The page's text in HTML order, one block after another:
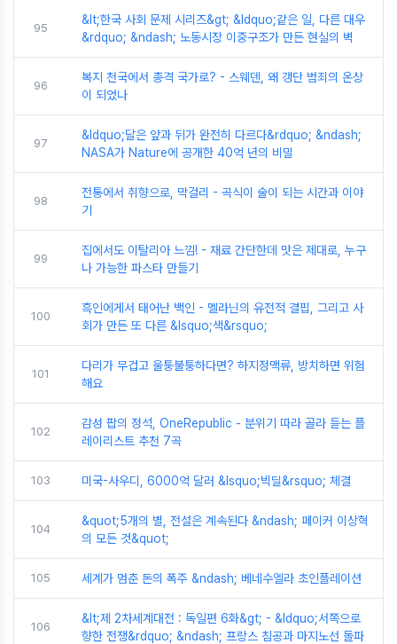
95
&lt;한국 사회 문제 시리즈&gt; &ldquo;같은 일, 다른 대우
&rdquo; &ndash; 노동시장 이중구조가 만든 현실의 벽
96
복지 천국에서 총격 국가로? - 스웨덴, 왜 갱단 범죄의 온상
이 되었나
97
&ldquo;달은 앞과 뒤가 완전히 다르다&rdquo; &ndash;
NASA가 Nature에 공개한 40억 년의 비밀
98
전통에서 취향으로, 막걸리 - 곡식이 술이 되는 시간과 이야
기
99
집에서도 이탈리아 느낌! - 재료 간단한데 맛은 제대로, 누구
나 가능한 파스타 만들기
100
흑인에게서 태어난 백인 - 멜라닌의 유전적 결핍, 그리고 사
회가 만든 또 다른 &lsquo;색&rsquo;
101
다리가 무겁고 울퉁불퉁하다면? 하지정맥류, 방치하면 위험
해요
102
감성 팝의 정석, OneRepublic - 분위기 따라 골라 듣는 플
레이리스트 추천 7곡
103 미국-사우디, 6000억 달러 &lsquo;빅딜&rsquo; 체결
104
&quot;5개의 별, 전설은 계속된다 &ndash; 페이커 이상혁
의 모든 것&quot;
105 세계가 멈춘 돈의 폭주 &ndash; 베네수엘라 초인플레이션
106
&lt;제 2차세계대전 : 독일편 6화&gt; - &ldquo;서쪽으로
향한 전쟁&rdquo; &ndash; 프랑스 침공과 마지노선 돌파